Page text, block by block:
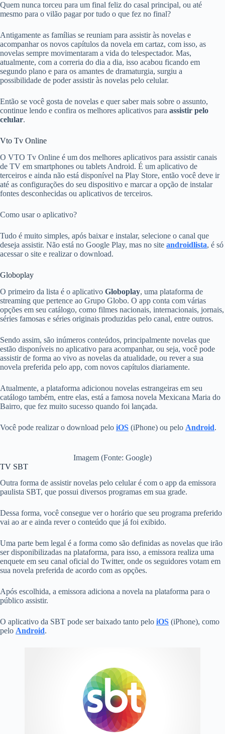
Quem nunca torceu para um final feliz do casal principal, ou até
mesmo para o vilão pagar por tudo o que fez no final?
Antigamente as famílias se reuniam para assistir às novelas e
acompanhar os novos capítulos da novela em cartaz, com isso, as
novelas sempre movimentaram a vida do telespectador. Mas,
atualmente, com a correria do dia a dia, isso acabou ficando em
segundo plano e para os amantes de dramaturgia, surgiu a
possibilidade de poder assistir às novelas pelo celular.
Então se você gosta de novelas e quer saber mais sobre o assunto,
continue lendo e confira os melhores aplicativos para assistir pelo
celular.
Vto Tv Online
O VTO Tv Online é um dos melhores aplicativos para assistir canais
de TV em smartphones ou tablets Android. É um aplicativo de
terceiros e ainda não está disponível na Play Store, então você deve ir
até as configurações do seu dispositivo e marcar a opção de instalar
fontes desconhecidas ou aplicativos de terceiros.
Como usar o aplicativo?
Tudo é muito simples, após baixar e instalar, selecione o canal que
deseja assistir. Não está no Google Play, mas no site androidlista, é só
acessar o site e realizar o download.
Globoplay
O primeiro da lista é o aplicativo Globoplay, uma plataforma de
streaming que pertence ao Grupo Globo. O app conta com várias
opções em seu catálogo, como filmes nacionais, internacionais, jornais,
séries famosas e séries originais produzidas pelo canal, entre outros.
Sendo assim, são inúmeros conteúdos, principalmente novelas que
estão disponíveis no aplicativo para acompanhar, ou seja, você pode
assistir de forma ao vivo as novelas da atualidade, ou rever a sua
novela preferida pelo app, com novos capítulos diariamente.
Atualmente, a plataforma adicionou novelas estrangeiras em seu
catálogo também, entre elas, está a famosa novela Mexicana Maria do
Bairro, que fez muito sucesso quando foi lançada.
Você pode realizar o download pelo iOS (iPhone) ou pelo Android.
Imagem (Fonte: Google)
TV SBT
Outra forma de assistir novelas pelo celular é com o app da emissora
paulista SBT, que possui diversos programas em sua grade.
Dessa forma, você consegue ver o horário que seu programa preferido
vai ao ar e ainda rever o conteúdo que já foi exibido.
Uma parte bem legal é a forma como são definidas as novelas que irão
ser disponibilizadas na plataforma, para isso, a emissora realiza uma
enquete em seu canal oficial do Twitter, onde os seguidores votam em
sua novela preferida de acordo com as opções.
Após escolhida, a emissora adiciona a novela na plataforma para o
público assistir.
O aplicativo da SBT pode ser baixado tanto pelo iOS (iPhone), como
pelo Android.